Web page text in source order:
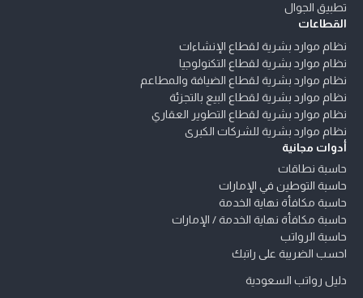
تطبيق الجوال
القطاعات
نظام موارد بشرية لقطاع الإنشاءات
نظام موارد بشرية لقطاع التكنولوجيا
نظام موارد بشرية لقطاع الضيافة والمطاعم
نظام موارد بشرية لقطاع البيع بالتجزئة
نظام موارد بشرية لقطاع التطوير العقاري
نظام موارد بشرية للشركات الكبرى
أدوات مجانية
حاسبة نطاقات
حاسبة التوطين في الإمارات
حاسبة مكافأة نهاية الخدمة
حاسبة مكافأة نهاية الخدمة / الإمارات
حاسبة الرواتب
احسب الضريبة على راتبك
دليل رواتب السعودية